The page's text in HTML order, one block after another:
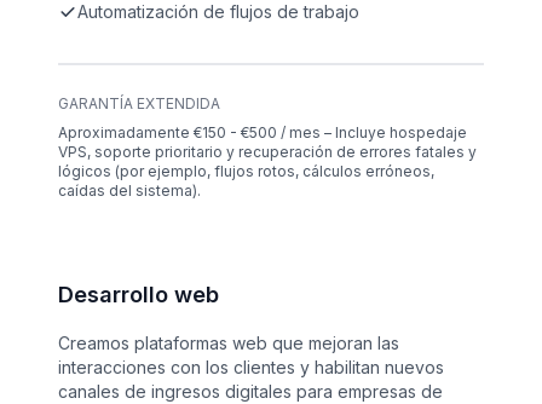
Automatización de flujos de trabajo
GARANTÍA EXTENDIDA
Aproximadamente €150 - €500 / mes – Incluye hospedaje
VPS, soporte prioritario y recuperación de errores fatales y
lógicos (por ejemplo, flujos rotos, cálculos erróneos,
caídas del sistema).
Desarrollo web
Creamos plataformas web que mejoran las
interacciones con los clientes y habilitan nuevos
canales de ingresos digitales para empresas de